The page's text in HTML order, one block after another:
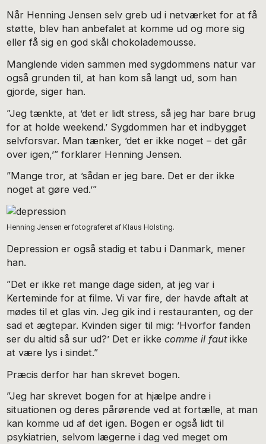
Når Henning Jensen selv greb ud i netværket for at få
støtte, blev han anbefalet at komme ud og more sig
eller få sig en god skål chokolademousse.
Manglende viden sammen med sygdommens natur var
også grunden til, at han kom så langt ud, som han
gjorde, siger han.
”Jeg tænkte, at ’det er lidt stress, så jeg har bare brug
for at holde weekend.’ Sygdommen har et indbygget
selvforsvar. Man tænker, ’det er ikke noget – det går
over igen,’” forklarer Henning Jensen.
”Mange tror, at ’sådan er jeg bare. Det er der ikke
noget at gøre ved.’”
Henning Jensen er fotograferet af Klaus Holsting.
Depression er også stadig et tabu i Danmark, mener
han.
”Det er ikke ret mange dage siden, at jeg var i
Kerteminde for at filme. Vi var fire, der havde aftalt at
mødes til et glas vin. Jeg gik ind i restauranten, og der
sad et ægtepar. Kvinden siger til mig: ’Hvorfor fanden
ser du altid så sur ud?’ Det er ikkecomme il fautikke
at være lys i sindet.”
Præcis derfor har han skrevet bogen.
”Jeg har skrevet bogen for at hjælpe andre i
situationen og deres pårørende ved at fortælle, at man
kan komme ud af det igen. Bogen er også lidt til
psykiatrien, selvom lægerne i dag ved meget om